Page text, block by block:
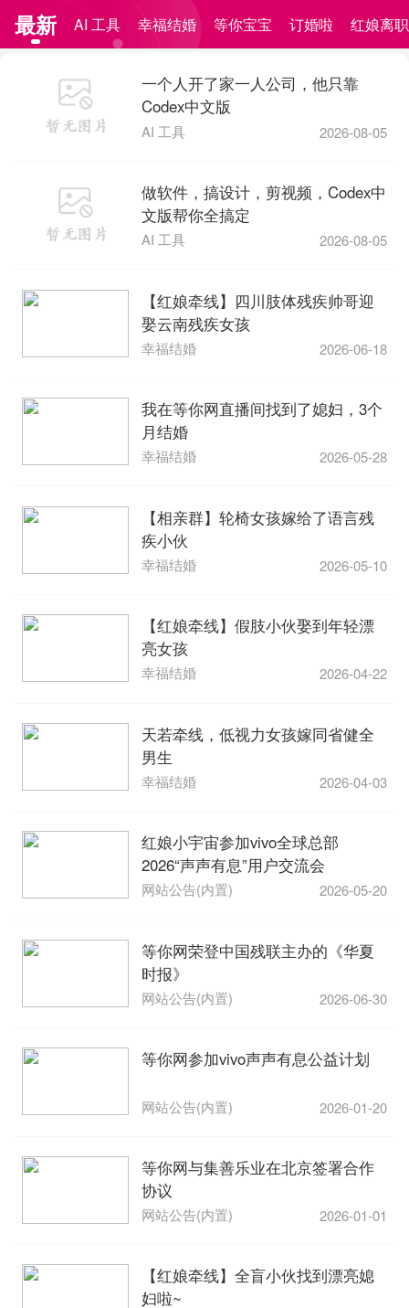
最新 AI 工具 幸福结婚 等你宝宝 订婚啦 红娘离
一个人开了家一人公司，他只靠
Codex中文版
AI 工具 2026-08-05
做软件，搞设计，剪视频，Codex中
文版帮你全搞定
AI 工具 2026-08-05
【红娘牵线】四川肢体残疾帅哥迎
娶云南残疾女孩
幸福结婚 2026-06-18
我在等你网直播间找到了媳妇，3个
月结婚
幸福结婚 2026-05-28
【相亲群】轮椅女孩嫁给了语言残
疾小伙
幸福结婚 2026-05-10
【红娘牵线】假肢小伙娶到年轻漂
亮女孩
幸福结婚 2026-04-22
天若牵线，低视力女孩嫁同省健全
男生
幸福结婚 2026-04-03
红娘小宇宙参加vivo全球总部
2026“声声有息”用户交流会
网站公告(内置) 2026-05-20
等你网荣登中国残联主办的《华夏
时报》
网站公告(内置) 2026-06-30
等你网参加vivo声声有息公益计划
网站公告(内置) 2026-01-20
等你网与集善乐业在北京签署合作
协议
网站公告(内置) 2026-01-01
【红娘牵线】全盲小伙找到漂亮媳
妇啦~